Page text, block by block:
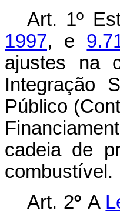
Art. 1º
1997, e
ajustes na
Integração
Público
cadeia de
combustível.
Art. 2º A